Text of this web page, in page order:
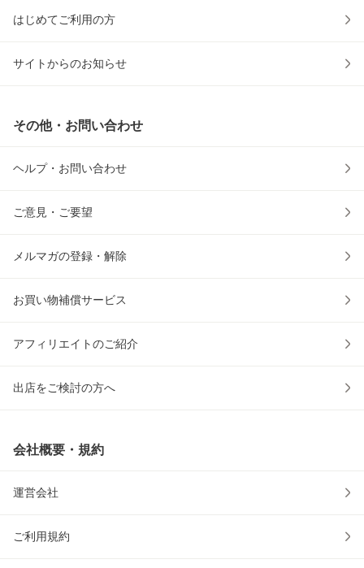
はじめてご利用の方
サイトからのお知らせ
その他・お問い合わせ
ヘルプ・お問い合わせ
ご意見・ご要望
メルマガの登録・解除
お買い物補償サービス
アフィリエイトのご紹介
出店をご検討の方へ
会社概要・規約
運営会社
ご利用規約